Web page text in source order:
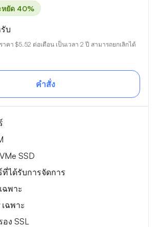
หยัด 40%
บ
าคา $5.52 ต่อเดือน เป็นเวลา 2 ปี สามารถยกเลิกได้
คำสั่ง
SSD
ที่ได้รับการจัดการ
ฉพาะ
เฉพาะ
ง SSL